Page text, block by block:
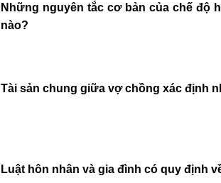
Những nguyên tắc cơ bản của chế
nào?
Tài sản chung giữa vợ chồng xác định
Luật hôn nhân và gia đình có quy định